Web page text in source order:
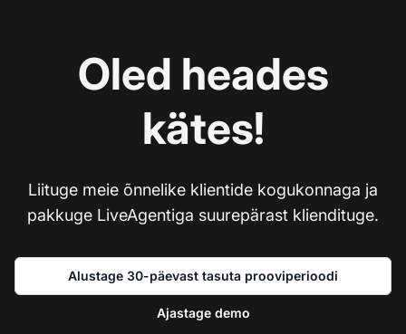
Oled heades
kätes!
Liituge meie õnnelike klientide kogukonnaga ja
pakkuge LiveAgentiga suurepärast kliendituge.
Alustage 30-päevast tasuta prooviperioodi
Ajastage demo